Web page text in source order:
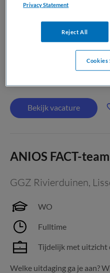
Tijdelijk
Sta jij aan het begin van je
fijn team groeien in je vak?
begeleiding om
beschouwend en dynamisch
Bekijk vacature
ANIOS FACT-
GGZ Rivierduinen,
WO
Fulltime
Tijdelijk met uitzicht
Welke uitdaging ga je aan?
Privacy Statement
Reject All
Cookies